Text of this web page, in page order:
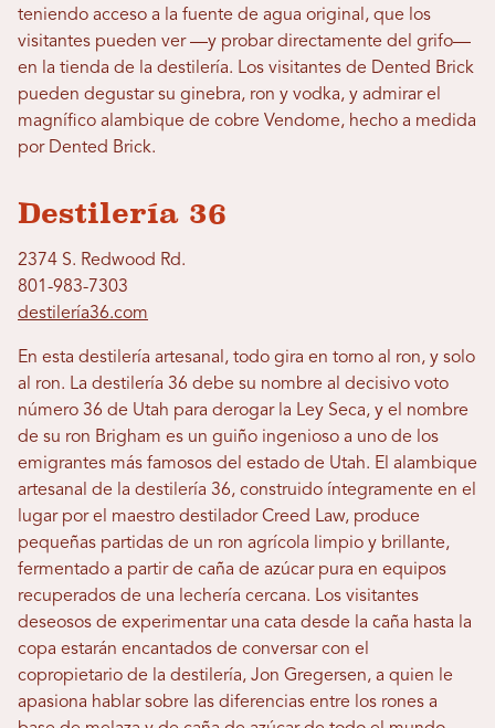
teniendo acceso a la fuente de agua original, que los
visitantes pueden ver —y probar directamente del grifo—
en la tienda de la destilería. Los visitantes de Dented Brick
pueden degustar su ginebra, ron y vodka, y admirar el
magnífico alambique de cobre Vendome, hecho a medida
por Dented Brick.
Destilería 36
2374 S. Redwood Rd.
801-983-7303
destilería36.com
En esta destilería artesanal, todo gira en torno al ron, y solo
al ron. La destilería 36 debe su nombre al decisivo voto
número 36 de Utah para derogar la Ley Seca, y el nombre
de su ron Brigham es un guiño ingenioso a uno de los
emigrantes más famosos del estado de Utah. El alambique
artesanal de la destilería 36, ​​construido íntegramente en el
lugar por el maestro destilador Creed Law, produce
pequeñas partidas de un ron agrícola limpio y brillante,
fermentado a partir de caña de azúcar pura en equipos
recuperados de una lechería cercana. Los visitantes
deseosos de experimentar una cata desde la caña hasta la
copa estarán encantados de conversar con el
copropietario de la destilería, Jon Gregersen, a quien le
apasiona hablar sobre las diferencias entre los rones a